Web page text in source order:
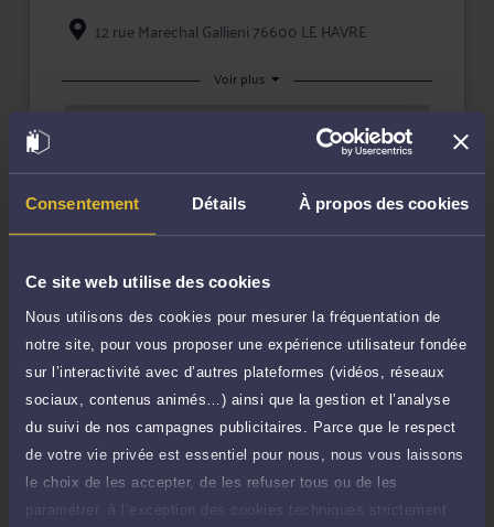
Consentement Détails À propos des cookies
Ce site web utilise des cookies
Nous utilisons des cookies pour mesurer la fréquentation de
notre site, pour vous proposer une expérience utilisateur fondée
sur l’interactivité avec d’autres plateformes (vidéos, réseaux
sociaux, contenus animés…) ainsi que la gestion et l’analyse
du suivi de nos campagnes publicitaires. Parce que le respect
de votre vie privée est essentiel pour nous, nous vous laissons
le choix de les accepter, de les refuser tous ou de les
paramétrer, à l’exception des cookies techniques strictement
compétence, Me SANGY vous conseille efficacement
et vous assiste en justice, que ce soit en demande ou
pour défendre vos intérêts.
Maître SANGY accorde une importance toute
faire valoir vos droits en toute confidentialité et
12 rue Marechal Gallieni 76600 LE HAVRE
Voir plus
240 €TTC
Prendre RDV
Compétences
Droit des sociétés
Droit immobilier